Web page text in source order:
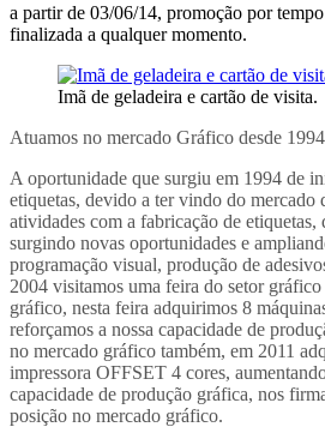
a partir de 03/06/14, promoção por
finalizada a qualquer momento.
Imã de geladeira e cartão de visita.
Atuamos no mercado Gráfico desde
A oportunidade que surgiu em 1994 de
etiquetas, devido a ter vindo do mercado
atividades com a fabricação de
surgindo novas oportunidades e
programação visual, produção de
2004 visitamos uma feira do setor
gráfico, nesta feira adquirimos 8
reforçamos a nossa capacidade de
no mercado gráfico também, em 2011
impressora OFFSET 4 cores,
capacidade de produção gráfica, nos
posição no mercado gráfico.